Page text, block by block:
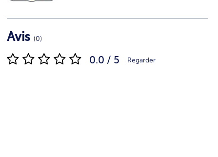
Avis (0)
0.0 / 5 Regarder